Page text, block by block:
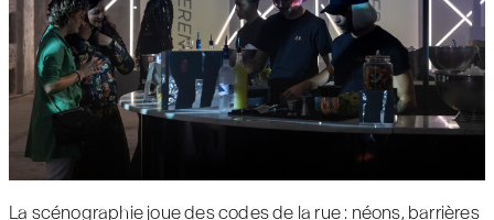
La scénographie joue des codes de la rue : néons, barrières